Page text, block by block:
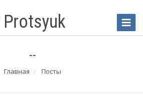
Toggle
--
Главная Посты